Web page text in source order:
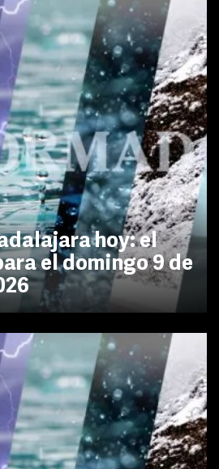
hoy: el
el domingo 9 de